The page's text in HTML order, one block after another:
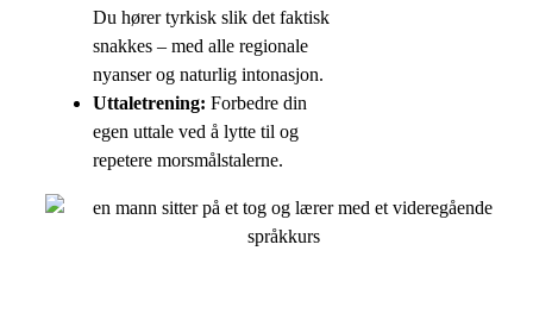
Du hører tyrkisk slik det faktisk
snakkes – med alle regionale
nyanser og naturlig intonasjon.
Uttaletrening: Forbedre din
egen uttale ved å lytte til og
repetere morsmålstalerne.